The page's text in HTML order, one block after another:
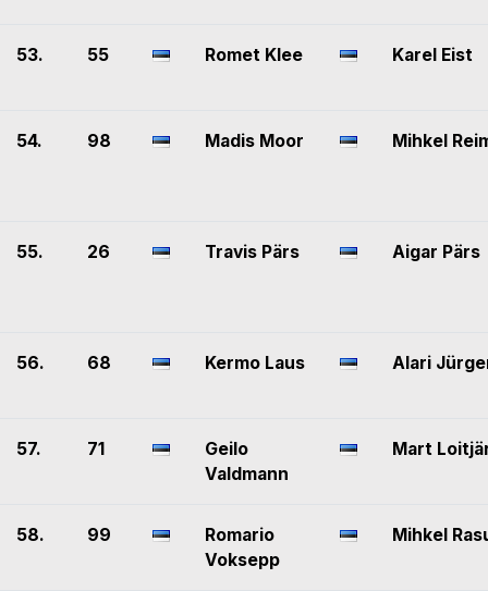
53. 55 Romet Klee Karel Eist
54. 98 Madis Moor Mihkel
55. 26 Travis Pärs Aigar Pärs
56. 68 Kermo Laus Alari
57. 71
Geilo
Valdmann
Mart
58. 99
Romario
Voksepp
Mihkel